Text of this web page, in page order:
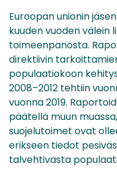
Euroopan unionin
kuuden vuoden välein
toimeenpanosta.
direktiivin
populaatiokoon
2008–2012 tehtiin
vuonna 2019.
päätellä muun
suojelutoimet ovat
erikseen tiedot
talvehtivasta